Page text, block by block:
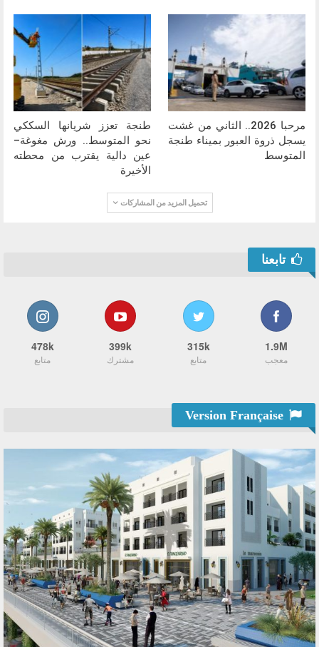
مرحبا 2026.. الثاني من غشت
يسجل ذروة العبور بميناء طنجة
المتوسط
طنجة تعزز شريانها السككي
نحو المتوسط.. ورش مغوغة–
عين دالية يقترب من محطته
الأخيرة
تحميل المزيد من المشاركات
تابعنا
1.9M
معجب
315k
متابع
399k
مشترك
478k
متابع